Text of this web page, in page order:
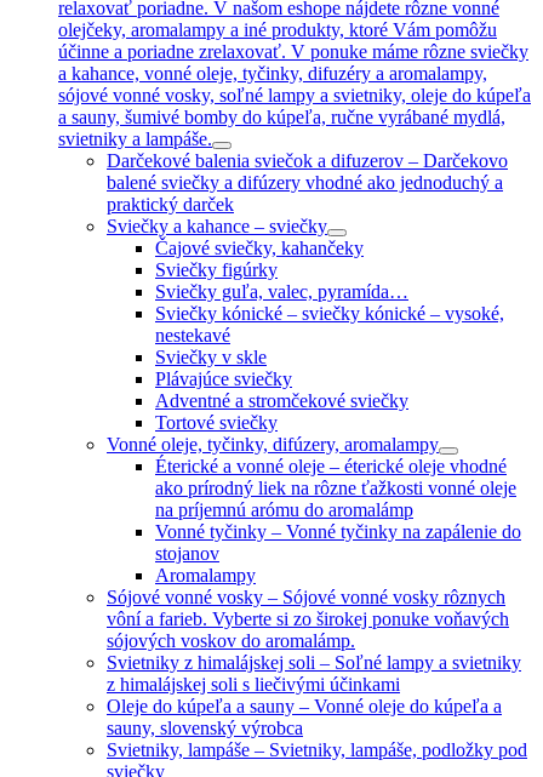
relaxovať poriadne. V našom eshope nájdete rôzne vonné
olejčeky, aromalampy a iné produkty, ktoré Vám pomôžu
účinne a poriadne zrelaxovať. V ponuke máme rôzne sviečky
a kahance, vonné oleje, tyčinky, difuzéry a aromalampy,
sójové vonné vosky, soľné lampy a svietniky, oleje do kúpeľa
a sauny, šumivé bomby do kúpeľa, ručne vyrábané mydlá,
svietniky a lampáše.
Darčekové balenia sviečok a difuzerov – Darčekovo
balené sviečky a difúzery vhodné ako jednoduchý a
praktický darček
Sviečky a kahance – sviečky
Čajové sviečky, kahančeky
Sviečky figúrky
Sviečky guľa, valec, pyramída…
Sviečky kónické – sviečky kónické – vysoké,
nestekavé
Sviečky v skle
Plávajúce sviečky
Adventné a stromčekové sviečky
Tortové sviečky
Vonné oleje, tyčinky, difúzery, aromalampy
Éterické a vonné oleje – éterické oleje vhodné
ako prírodný liek na rôzne ťažkosti vonné oleje
na príjemnú arómu do aromalámp
Vonné tyčinky – Vonné tyčinky na zapálenie do
stojanov
Aromalampy
Sójové vonné vosky – Sójové vonné vosky rôznych
vôní a farieb. Vyberte si zo širokej ponuke voňavých
sójových voskov do aromalámp.
Svietniky z himalájskej soli – Soľné lampy a svietniky
z himalájskej soli s liečivými účinkami
Oleje do kúpeľa a sauny – Vonné oleje do kúpeľa a
sauny, slovenský výrobca
Svietniky, lampáše – Svietniky, lampáše, podložky pod
sviečky